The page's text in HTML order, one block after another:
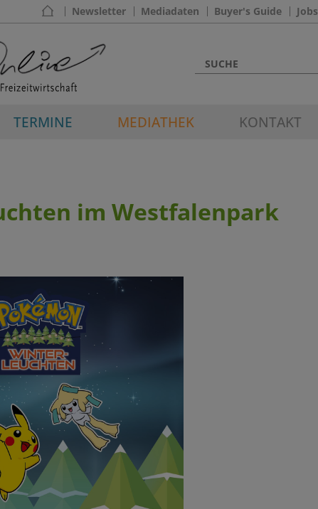
Newsletter Mediadaten Buyer's Guide Jobs
TERMINE MEDIATHEK KONTAKT
im Westfalenpark